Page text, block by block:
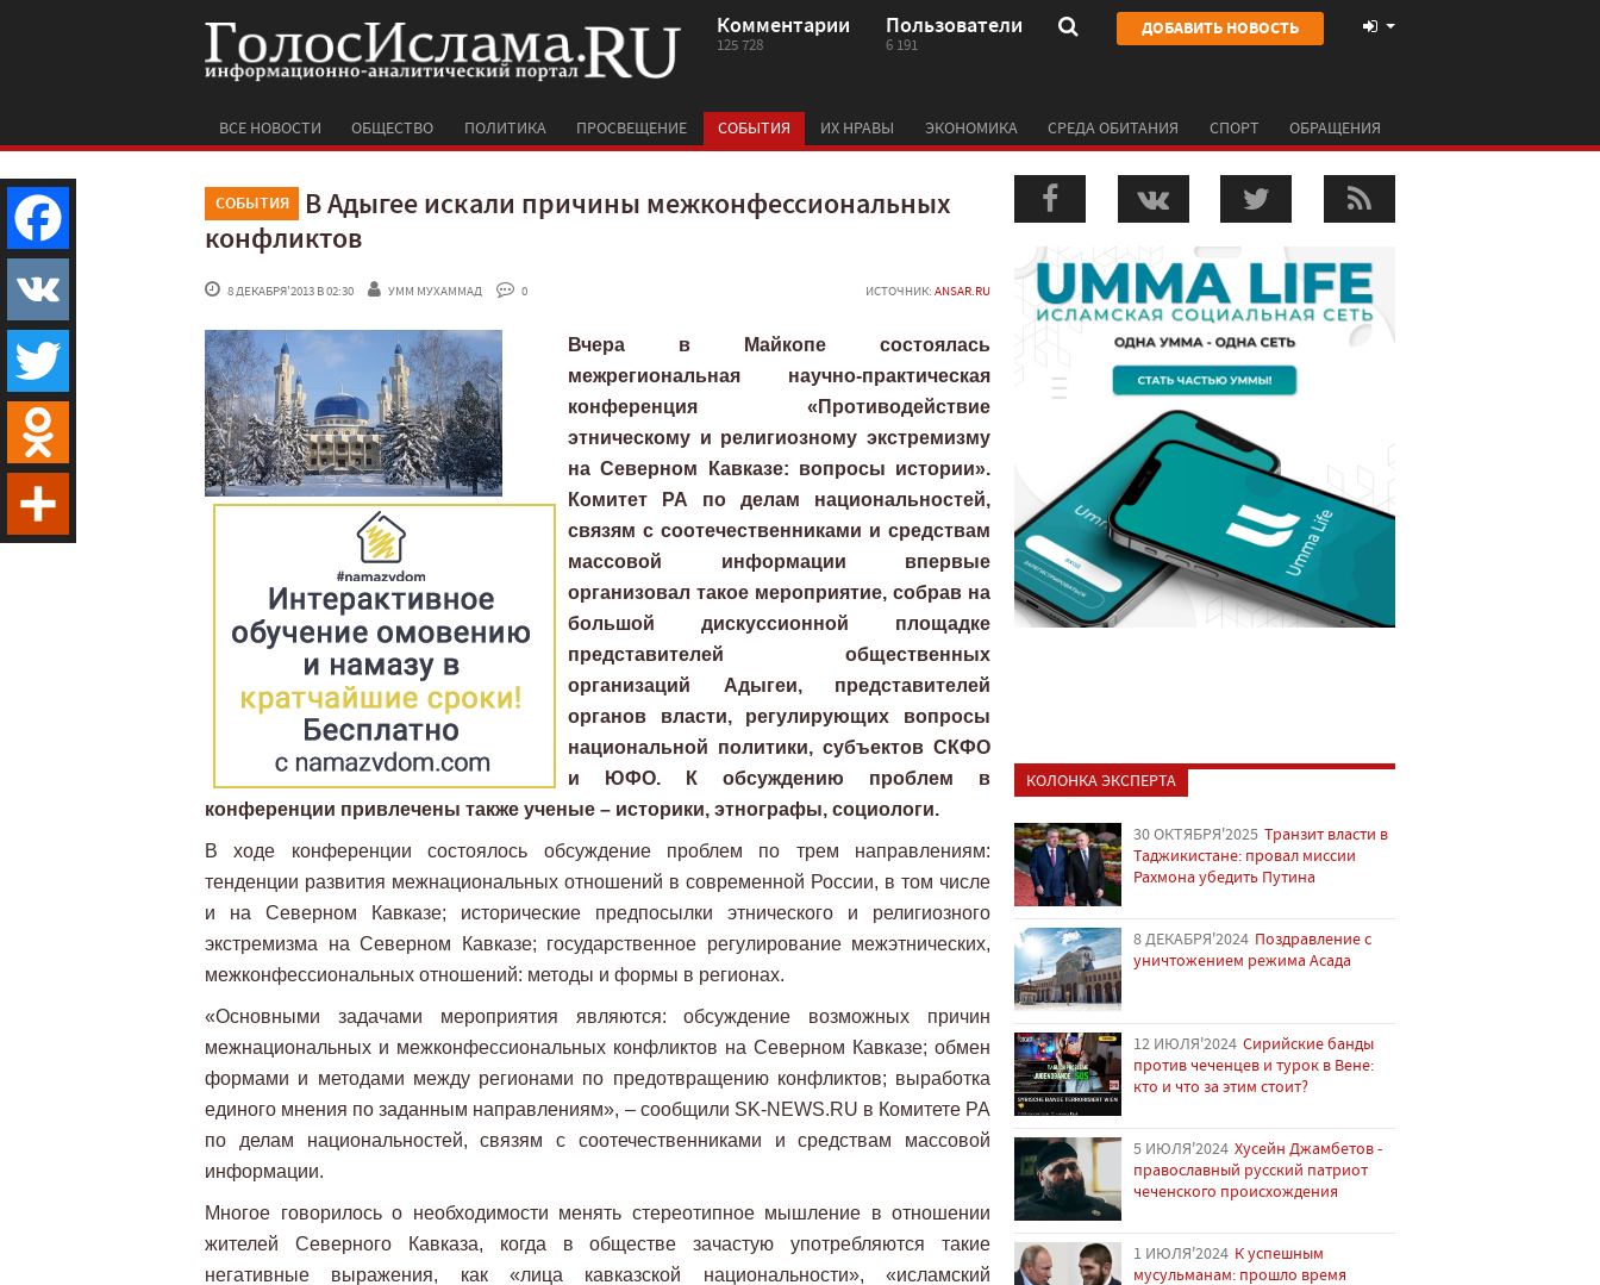
Комментарии
125 728
Пользователи
6 191
ДОБАВИТЬ НОВОСТЬ
ВСЕ НОВОСТИ ОБЩЕСТВО ПОЛИТИКА ПРОСВЕЩЕНИЕ СОБЫТИЯ ИХ НРАВЫ ЭКОНОМИКА СРЕДА ОБИТАНИЯ СПОРТ ОБРАЩЕНИЯ
СОБЫТИЯ
В Адыгее искали причины межконфессиональных
конфликтов
8 ДЕКАБРЯ'2013 В 02:30 УММ МУХАММАД 0 ИСТОЧНИК: ANSAR.RU
Вчера в Майкопе состоялась
межрегиональная научно-практическая
конференция «Противодействие
этническому и религиозному экстремизму
на Северном Кавказе: вопросы истории».
Комитет РА по делам национальностей,
связям с соотечественниками и средствам
массовой информации впервые
организовал такое мероприятие, собрав на
большой дискуссионной площадке
представителей общественных
организаций Адыгеи, представителей
органов власти, регулирующих вопросы
национальной политики, субъектов СКФО
и ЮФО. К обсуждению проблем в
конференции привлечены также ученые – историки, этнографы, социологи.
В ходе конференции состоялось обсуждение проблем по трем направлениям:
тенденции развития межнациональных отношений в современной России, в том числе
и на Северном Кавказе; исторические предпосылки этнического и религиозного
экстремизма на Северном Кавказе; государственное регулирование межэтнических,
межконфессиональных отношений: методы и формы в регионах.
«Основными задачами мероприятия являются: обсуждение возможных причин
межнациональных и межконфессиональных конфликтов на Северном Кавказе; обмен
формами и методами между регионами по предотвращению конфликтов; выработка
единого мнения по заданным направлениям», – сообщили SK-NEWS.RU в Комитете РА
по делам национальностей, связям с соотечественниками и средствам массовой
информации.
Многое говорилось о необходимости менять стереотипное мышление в отношении
жителей Северного Кавказа, когда в обществе зачастую употребляются такие
негативные выражения, как «лица кавказской национальности», «исламский
КОЛОНКА ЭКСПЕРТА
30 ОКТЯБРЯ'2025 Транзит власти в
Таджикистане: провал миссии
Рахмона убедить Путина
8 ДЕКАБРЯ'2024 Поздравление с
уничтожением режима Асада
12 ИЮЛЯ'2024 Сирийские банды
против чеченцев и турок в Вене:
кто и что за этим стоит?
5 ИЮЛЯ'2024 Хусейн Джамбетов -
православный русский патриот
чеченского происхождения
1 ИЮЛЯ'2024 К успешным
мусульманам: прошло время
Facebook
VK
Twitter
Odnoklassniki